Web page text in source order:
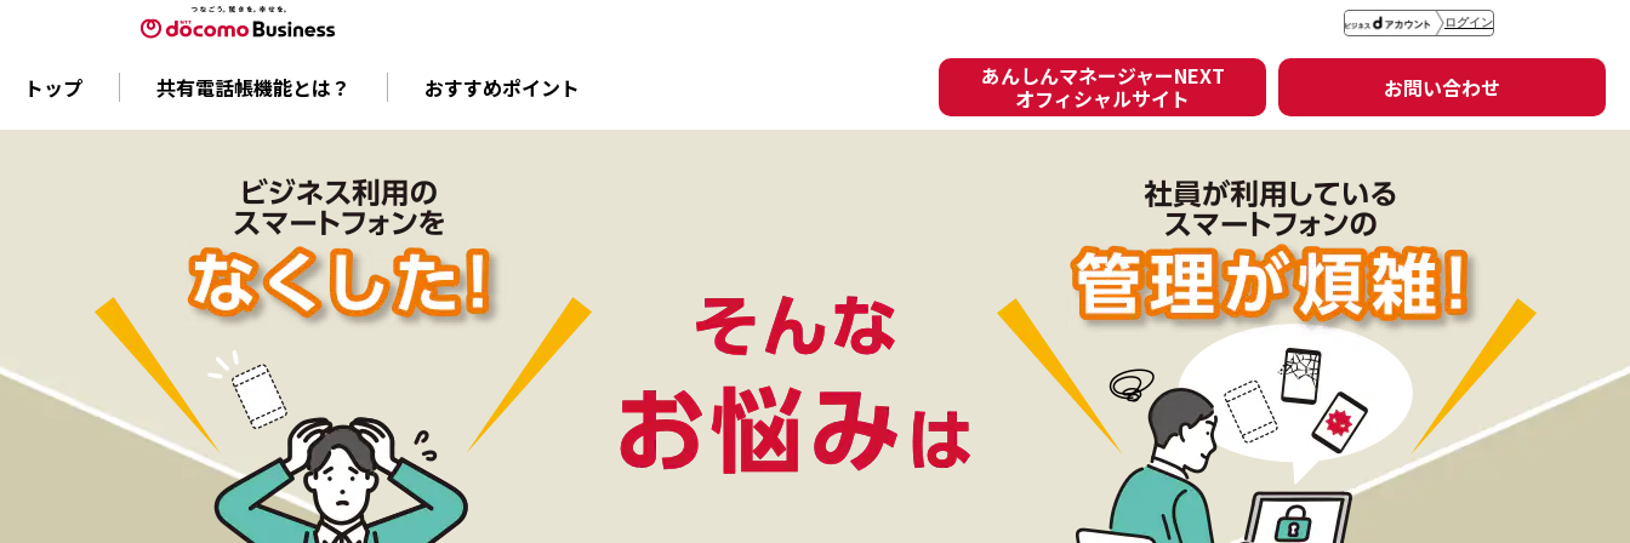
ログイン
トップ 共有電話帳機能とは？ おすすめポイント あんしんマネージャーNEXT
オフィシャルサイト お問い合わせ